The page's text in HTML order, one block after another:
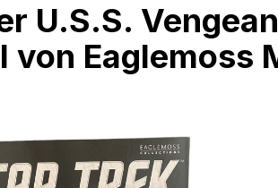
U.S.S.
Eaglemoss